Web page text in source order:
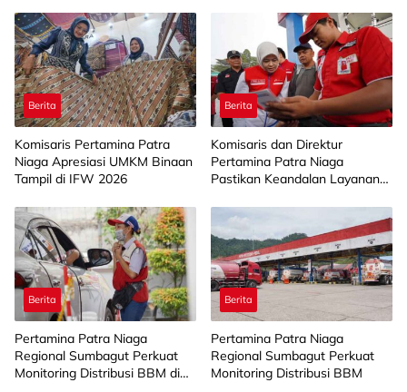
Berita
Komisaris Pertamina Patra
Niaga Apresiasi UMKM Binaan
Tampil di IFW 2026
Berita
Komisaris dan Direktur
Pertamina Patra Niaga
Pastikan Keandalan Layanan
Berita
Pertamina Patra Niaga
Regional Sumbagut Perkuat
Monitoring Distribusi BBM di
Berita
Pertamina Patra Niaga
Regional Sumbagut Perkuat
Monitoring Distribusi BBM